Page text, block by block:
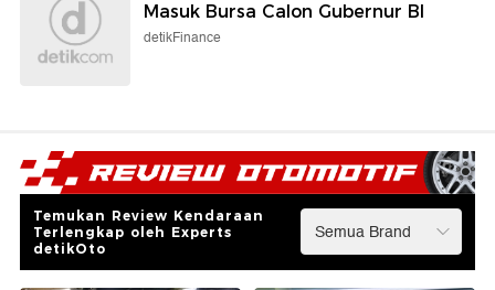
Masuk Bursa Calon Gubernur BI
detikFinance
Temukan Review Kendaraan
Terlengkap oleh Experts
detikOto